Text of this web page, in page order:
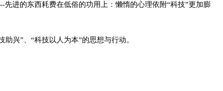
先进的东西耗费在低俗的功用上：懒惰的心理依附“科技”更加膨
兴”、“科技以人为本”的思想与行动。